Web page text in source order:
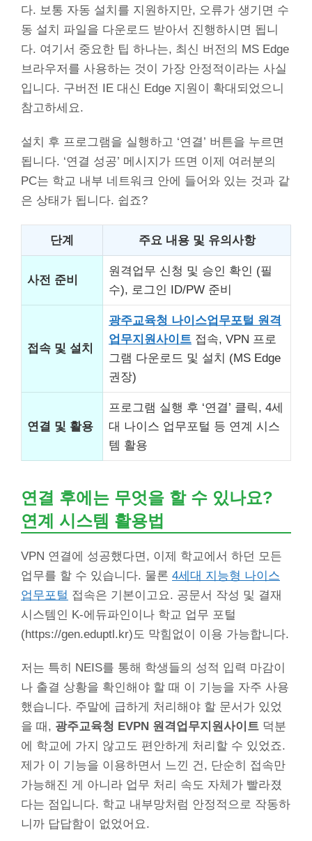
다. 보통 자동 설치를 지원하지만, 오류가 생기면 수
동 설치 파일을 다운로드 받아서 진행하시면 됩니
다. 여기서 중요한 팁 하나는, 최신 버전의 MS Edge
브라우저를 사용하는 것이 가장 안정적이라는 사실
입니다. 구버전 IE 대신 Edge 지원이 확대되었으니
참고하세요.
설치 후 프로그램을 실행하고 ‘연결’ 버튼을 누르면
됩니다. ‘연결 성공’ 메시지가 뜨면 이제 여러분의
PC는 학교 내부 네트워크 안에 들어와 있는 것과 같
은 상태가 됩니다. 쉽죠?
단계 주요 내용 및 유의사항
사전 준비
원격업무 신청 및 승인 확인 (필
수), 로그인 ID/PW 준비
접속 및 설치
광주교육청 나이스업무포털 원격
업무지원사이트 접속, VPN 프로
그램 다운로드 및 설치 (MS Edge
권장)
연결 및 활용
프로그램 실행 후 ‘연결’ 클릭, 4세
대 나이스 업무포털 등 연계 시스
템 활용
연결 후에는 무엇을 할 수 있나요?
연계 시스템 활용법
VPN 연결에 성공했다면, 이제 학교에서 하던 모든
업무를 할 수 있습니다. 물론 4세대 지능형 나이스
업무포털 접속은 기본이고요. 공문서 작성 및 결재
시스템인 K-에듀파인이나 학교 업무 포털
(https://gen.eduptl.kr)도 막힘없이 이용 가능합니다.
저는 특히 NEIS를 통해 학생들의 성적 입력 마감이
나 출결 상황을 확인해야 할 때 이 기능을 자주 사용
했습니다. 주말에 급하게 처리해야 할 문서가 있었
을 때, 광주교육청 EVPN 원격업무지원사이트 덕분
에 학교에 가지 않고도 편안하게 처리할 수 있었죠.
제가 이 기능을 이용하면서 느낀 건, 단순히 접속만
가능해진 게 아니라 업무 처리 속도 자체가 빨라졌
다는 점입니다. 학교 내부망처럼 안정적으로 작동하
니까 답답함이 없었어요.